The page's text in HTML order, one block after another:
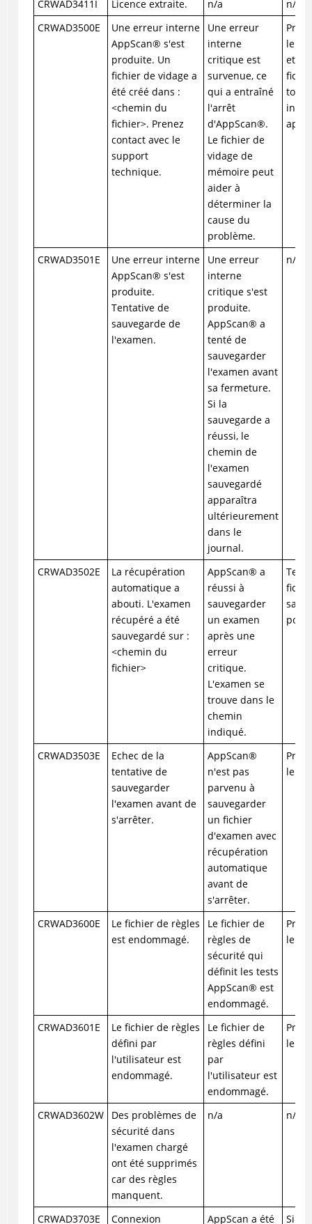
CRWAD3411I Licence extraite. n/a
n/a
CRWAD3500E
Une erreur interne
AppScan® s'est
produite. Un
fichier de vidage a
été créé dans :
<chemin du
fichier>. Prenez
contact avec le
support
technique.
Une erreur
interne
critique est
survenue, ce
qui a entraîné
l'arrêt
d'AppScan®.
Le fichier de
vidage de
mémoire peut
aider à
déterminer la
cause du
problème.
le
et
CRWAD3501E
Une erreur interne
AppScan® s'est
produite.
Tentative de
sauvegarde de
l'examen.
Une erreur
interne
critique s'est
produite.
AppScan® a
tenté de
sauvegarder
l'examen avant
sa fermeture.
Si la
sauvegarde a
réussi, le
chemin de
l'examen
sauvegardé
apparaîtra
ultérieurement
dans le
journal.
n/a
CRWAD3502E
La récupération
automatique a
abouti. L'examen
récupéré a été
sauvegardé sur :
<chemin du
fichier>
AppScan® a
réussi à
sauvegarder
un examen
après une
erreur
critique.
L'examen se
trouve dans le
chemin
indiqué.
CRWAD3503E
Echec de la
tentative de
sauvegarder
l'examen avant de
s'arrêter.
AppScan®
n'est pas
parvenu à
sauvegarder
un fichier
d'examen avec
récupération
automatique
avant de
s'arrêter.
le
CRWAD3600E
Le fichier de règles
est endommagé.
Le fichier de
règles de
sécurité qui
définit les tests
AppScan® est
endommagé.
le
CRWAD3601E
Le fichier de règles
défini par
l'utilisateur est
endommagé.
Le fichier de
règles défini
par
l'utilisateur est
endommagé.
le
CRWAD3602W
Des problèmes de
sécurité dans
l'examen chargé
ont été supprimés
car des règles
manquent.
n/a n/a
CRWAD3703E
Connexion
AppScan a été
Si